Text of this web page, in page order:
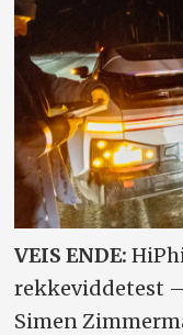
VEIS ENDE:
rekkeviddetest
Simen